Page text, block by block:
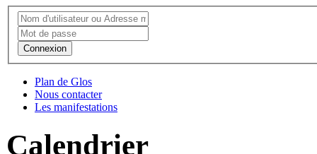
Connexion
Plan de Glos
Nous contacter
Les manifestations
Calendrier